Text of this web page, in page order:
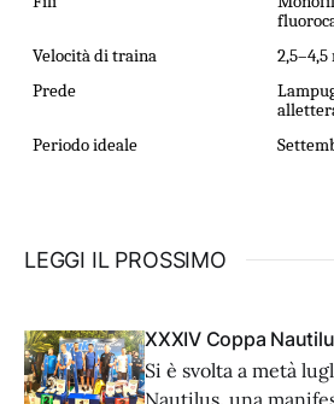
Velocità di traina
2,5–4,5
Prede
Periodo ideale
LEGGI IL PROSSIMO
XXXIV Coppa
Si è svolta a metà
Nautilus, una